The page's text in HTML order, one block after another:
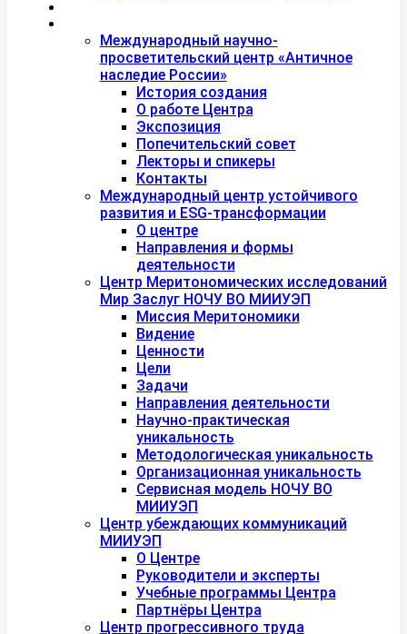
Международный научно-
просветительский центр «Античное
наследие России»
История создания
О работе Центра
Экспозиция
Попечительский совет
Лекторы и спикеры
Контакты
Международный центр устойчивого
развития и ESG-трансформации
О центре
Направления и формы
деятельности
Центр Меритономических исследований
Мир Заслуг НОЧУ ВО МИИУЭП
Миссия Меритономики
Видение
Ценности
Цели
Задачи
Направления деятельности
Научно-практическая
уникальность
Методологическая уникальность
Организационная уникальность
Сервисная модель НОЧУ ВО
МИИУЭП
Центр убеждающих коммуникаций
МИИУЭП
О Центре
Руководители и эксперты
Учебные программы Центра
Партнёры Центра
Центр прогрессивного труда